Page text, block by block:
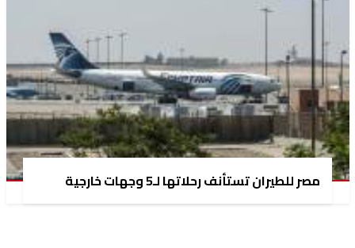
مصر للطيران تستأنف رحلاتها لـ5 وجهات خارجية